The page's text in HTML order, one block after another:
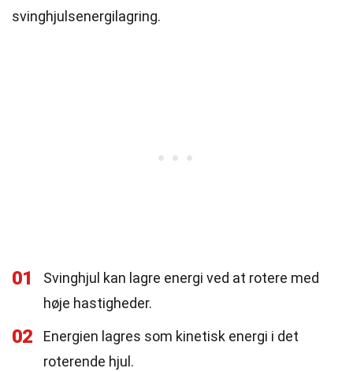
svinghjulsenergilagring.
01
Svinghjul kan lagre energi ved at rotere med
høje hastigheder.
02
Energien lagres som kinetisk energi i det
roterende hjul.